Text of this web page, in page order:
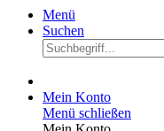
Menü
Suchen
Mein Konto
Menü schließen